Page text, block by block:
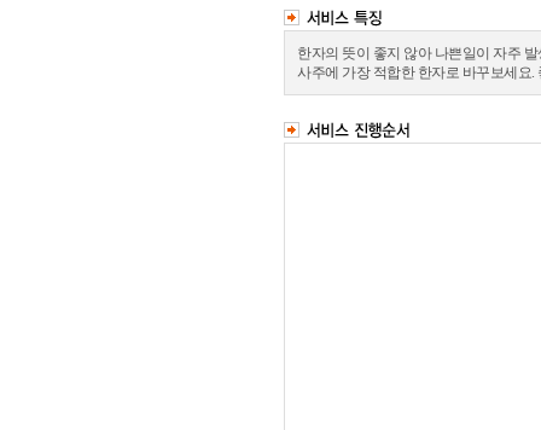
한자의 뜻이 좋지 않아 나쁜일이 자주
사주에 가장 적합한 한자로 바꾸보세요.